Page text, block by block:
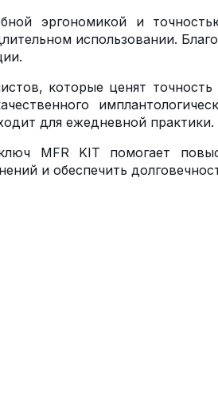
эргономикой и
использовании.
которые ценят
для ежедневной практики.
MFR KIT помогает
и обеспечить